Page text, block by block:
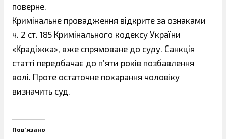
поверне.
Кримінальне провадження відкрите за ознаками
ч. 2 ст. 185 Кримінального кодексу України
«Крадіжка», вже спрямоване до суду. Санкція
статті передбачає до п’яти років позбавлення
волі. Проте остаточне покарання чоловіку
визначить суд.
Пов’язано